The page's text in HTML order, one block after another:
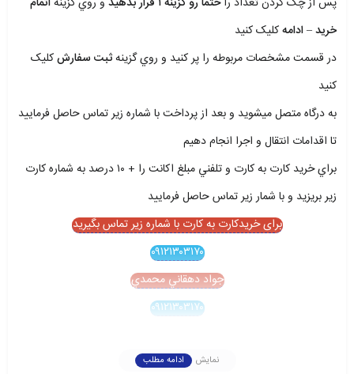
خريد – ادامهکليک کنيد
در قسمت مشخصات مربوطه را پر کنيد و روي گزينهثبت سفارشکليک
کنيد
به درگاه متصل ميشويد و بعد از پرداخت با شماره زير تماس حاصل فرماييد
تا اقدامات انتقال و اجرا انجام دهيم
براي خريد کارت به کارت و تلفني مبلغ اکانت را + ۱۰ درصد به شماره کارت
زير بريزيد و با شمار زير تماس حاصل فرماييد
برای خریدکارت به کارت با شماره زیر تماس بگیرید
۰۹۱۲۱۳۰۳۱۷۰
جواد دهقاني محمدي
۰۹۱۲۱۳۰۳۱۷۰
نمایش ادامه مطلب